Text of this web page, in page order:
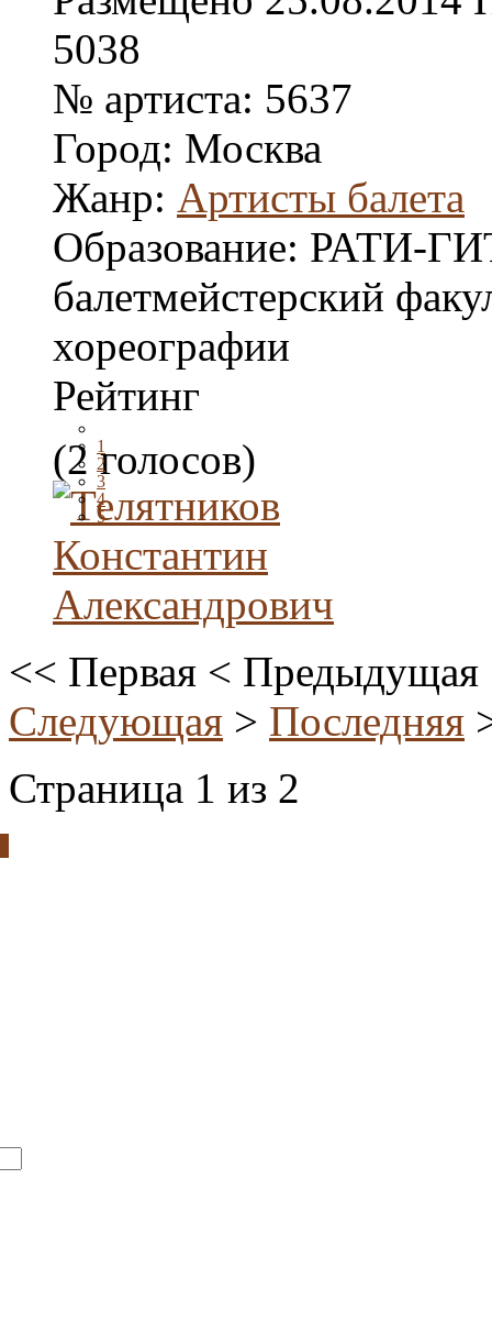
5038
№ артиста: 5637
Город: Москва
Жанр: Артисты балета
Образование: РАТИ-
балетмейстерский
хореографии
Рейтинг
1
2
3
4
5
(2 голосов)
<< Первая < Предыдущая
Следующая > Последняя
Страница 1 из 2